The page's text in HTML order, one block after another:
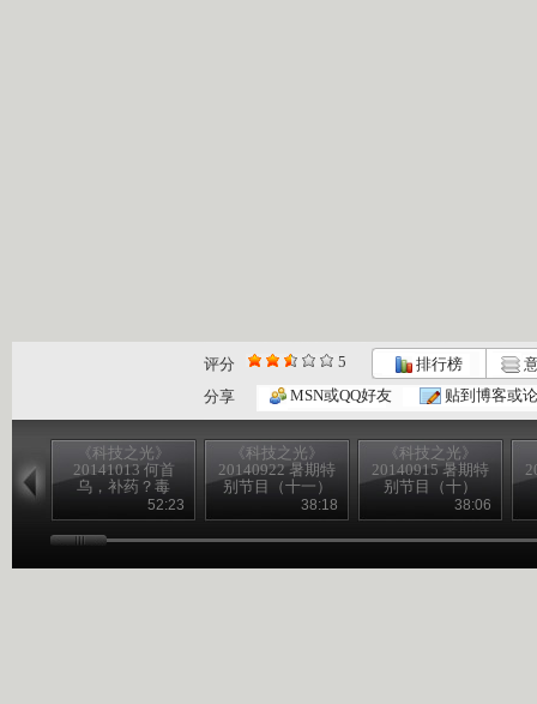
评分 5 排行榜
分享
MSN或QQ好友 贴到博客或
《科技之光》
20141013 何首
乌，补药？毒
52:23
《科技之光》
20140922 暑期特
别节目（十一）
38:18
《科技之光》
20140915 暑期特
别节目（十）
38:06